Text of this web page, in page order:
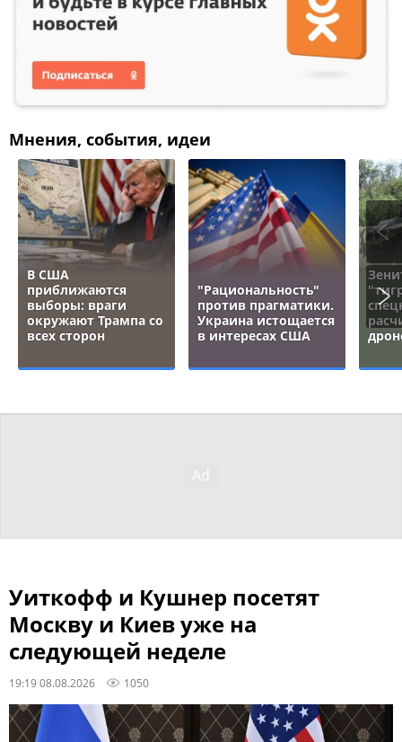
Мнения, события, идеи
В США
приближаются
выборы: враги
окружают Трампа со
всех сторон
"Рациональность"
против прагматики.
Украина истощается
в интересах США
Уиткофф и Кушнер посетят
Москву и Киев уже на
следующей неделе
19:19 08.08.2026 1050